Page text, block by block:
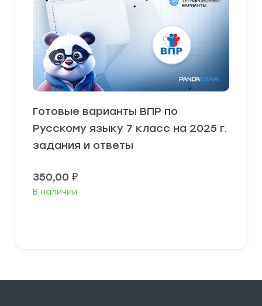
Готовые варианты ВПР по
Русскому языку 7 класс на 2025 г.
задания и ответы
350,00 ₽
В наличии